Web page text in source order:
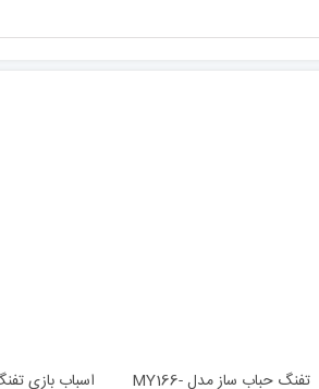
تفنگ حباب ساز مدل MY166-
اسباب بازی